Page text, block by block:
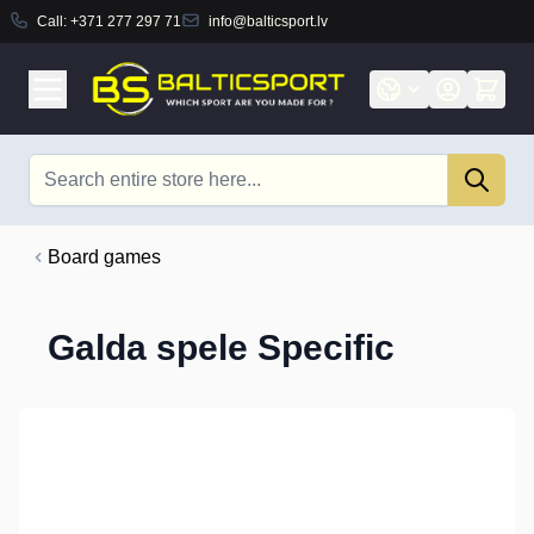
Call: +371 277 297 71 info@balticsport.lv
Board games
Galda spele Specific